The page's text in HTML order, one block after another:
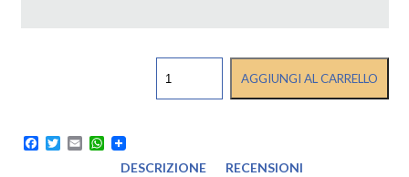
ZIRCONIO
COPRAN
PRECOLORATI(1400MPA)
quantità
AGGIUNGI AL CARRELLO
Facebook
TwitterEmailWhatsApp
DESCRIZIONE
RECENSIONI